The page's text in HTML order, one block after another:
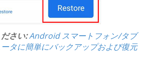
さい:Android スマートフォン/タブ
タに簡単にバックアップおよび復元